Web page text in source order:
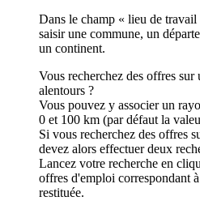
Dans le champ « lieu de
saisir une commune, un
un continent.
Vous recherchez des offres sur
alentours ?
Vous pouvez y associer un
0 et 100 km (par défaut la
Si vous recherchez des offres
devez alors effectuer deux
Lancez votre recherche en
offres d'emploi correspondant
restituée.